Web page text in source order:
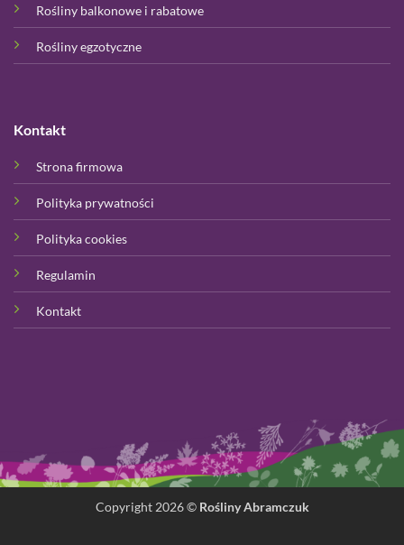
Rośliny balkonowe i rabatowe
Rośliny egzotyczne
Kontakt
Strona firmowa
Polityka prywatności
Polityka cookies
Regulamin
Kontakt
Copyright 2026 © Rośliny Abramczuk